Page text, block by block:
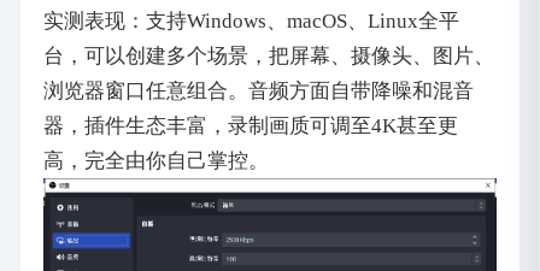
实测表现：支持Windows、macOS、Linux全平
台，可以创建多个场景，把屏幕、摄像头、图片、
浏览器窗口任意组合。音频方面自带降噪和混音
器，插件生态丰富，录制画质可调至4K甚至更
高，完全由你自己掌控。